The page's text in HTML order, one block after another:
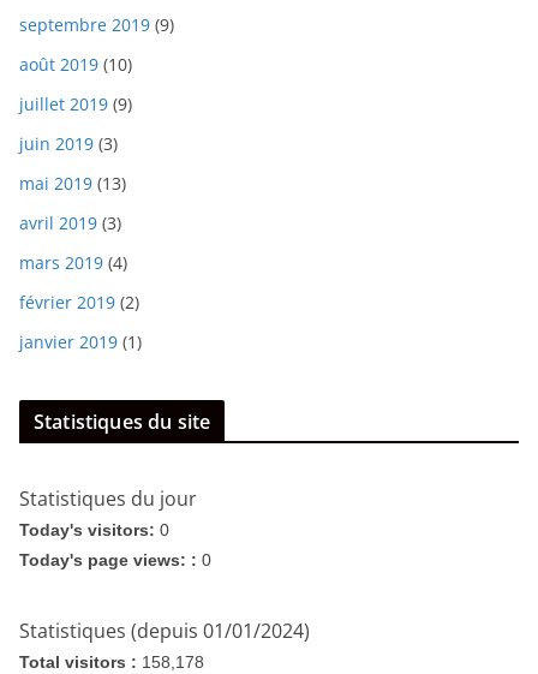
septembre 2019 (9)
août 2019 (10)
juillet 2019 (9)
juin 2019 (3)
mai 2019 (13)
avril 2019 (3)
mars 2019 (4)
février 2019 (2)
janvier 2019 (1)
Statistiques du site
Statistiques du jour
Today's visitors: 0
Today's page views: : 0
Statistiques (depuis 01/01/2024)
Total visitors : 158,178